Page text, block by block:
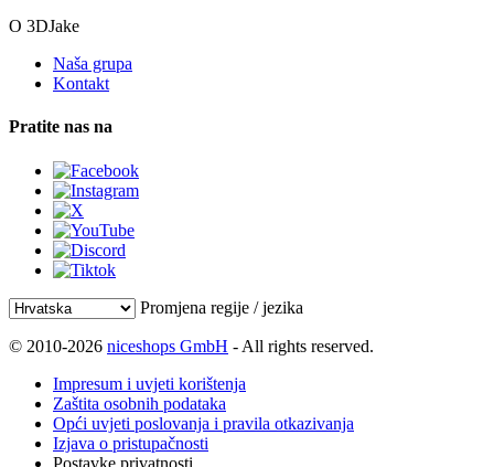
O 3DJake
Naša grupa
Kontakt
Pratite nas na
Promjena regije / jezika
© 2010-2026 niceshops GmbH - All rights reserved.
Impresum i uvjeti korištenja
Zaštita osobnih podataka
Opći uvjeti poslovanja i pravila otkazivanja
Izjava o pristupačnosti
Postavke privatnosti